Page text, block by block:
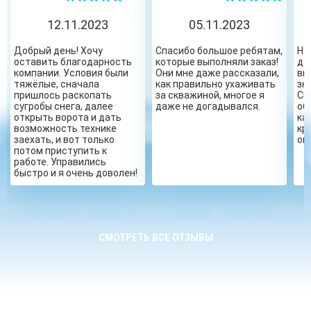
12.11.2023
Добрый день! Хочу
оставить благодарность
компании. Условия были
тяжёлые, сначала
пришлось раскопать
сугробы снега, далее
открыть ворота и дать
возможность технике
заехать, и вот только
потом приступить к
работе. Управились
быстро и я очень доволен!
05.11.2023
Спасибо большое ребятам,
которые выполняли заказ!
Они мне даже рассказали,
как правильно ухаживать
за скважиной, многое я
даже не догадывался.
СМОТРЕТЬ ВСЕ ОТЗЫВЫ